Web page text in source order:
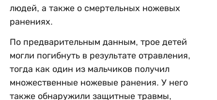
людей, а также о смертельных ножевых
ранениях.
По предварительным данным, трое детей
могли погибнуть в результате отравления,
тогда как один из мальчиков получил
множественные ножевые ранения. У него
также обнаружили защитные травмы,